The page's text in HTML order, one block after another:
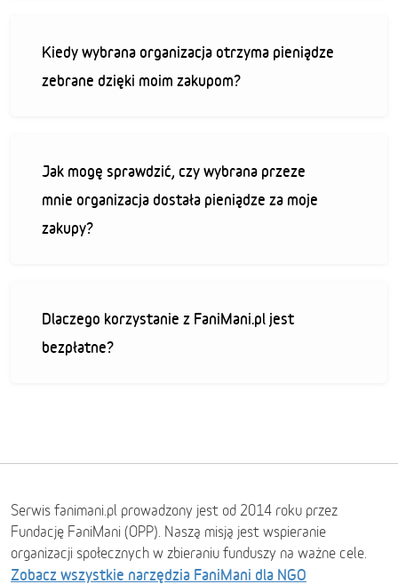
Kiedy wybrana organizacja otrzyma pieniądze
zebrane dzięki moim zakupom?
Jak mogę sprawdzić, czy wybrana przeze
mnie organizacja dostała pieniądze za moje
zakupy?
Dlaczego korzystanie z FaniMani.pl jest
bezpłatne?
Serwis fanimani.pl prowadzony jest od 2014 roku przez
Fundację FaniMani (OPP). Naszą misją jest wspieranie
organizacji społecznych w zbieraniu funduszy na ważne cele.
Zobacz wszystkie narzędzia FaniMani dla NGO